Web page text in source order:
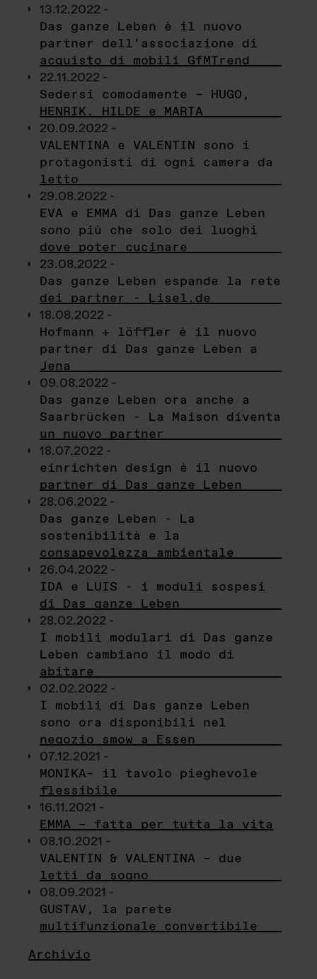
13.12.2022 -
Das ganze Leben è il nuovo
partner dell’associazione di
acquisto di mobili GfMTrend
22.11.2022 -
Sedersi comodamente – HUGO,
HENRIK, HILDE e MARTA
20.09.2022 -
VALENTINA e VALENTIN sono i
protagonisti di ogni camera da
letto
29.08.2022 -
EVA e EMMA di Das ganze Leben
sono più che solo dei luoghi
dove poter cucinare
23.08.2022 -
Das ganze Leben espande la rete
dei partner - Lisel.de
18.08.2022 -
Hofmann + löffler è il nuovo
partner di Das ganze Leben a
Jena
09.08.2022 -
Das ganze Leben ora anche a
Saarbrücken - La Maison diventa
un nuovo partner
18.07.2022 -
einrichten design è il nuovo
partner di Das ganze Leben
28.06.2022 -
Das ganze Leben - La
sostenibilità e la
consapevolezza ambientale
26.04.2022 -
IDA e LUIS - i moduli sospesi
di Das ganze Leben
28.02.2022 -
I mobili modulari di Das ganze
Leben cambiano il modo di
abitare
02.02.2022 -
I mobili di Das ganze Leben
sono ora disponibili nel
negozio smow a Essen
07.12.2021 -
MONIKA– il tavolo pieghevole
flessibile
16.11.2021 -
EMMA – fatta per tutta la vita
08.10.2021 -
VALENTIN & VALENTINA – due
letti da sogno
08.09.2021 -
GUSTAV, la parete
multifunzionale convertibile
Archivio